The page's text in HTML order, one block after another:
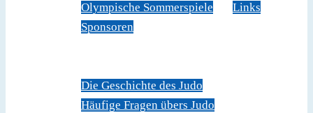
Olympische Sommerspiele
Links
Sponsoren
Die Geschichte des Judo
Häufige Fragen übers Judo